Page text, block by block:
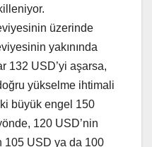
üzerinde
yakınında
132 USD’yi aşarsa,
yükselme ihtimali
büyük engel 150
120 USD’nin
105 USD ya da 100